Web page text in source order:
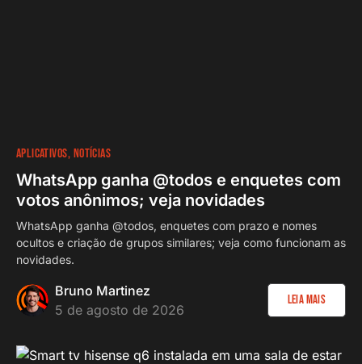
APLICATIVOS NOTÍCIAS
WhatsApp ganha @todos e enquetes com
votos anônimos; veja novidades
WhatsApp ganha @todos, enquetes com prazo e nomes
ocultos e criação de grupos similares; veja como funcionam as
novidades.
Bruno Martinez
5 de agosto de 2026
Leia Mais